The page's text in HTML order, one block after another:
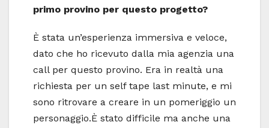
primo provino per questo progetto?
È stata un’esperienza immersiva e veloce,
dato che ho ricevuto dalla mia agenzia una
call per questo provino. Era in realtà una
richiesta per un self tape last minute, e mi
sono ritrovare a creare in un pomeriggio un
personaggio.È stato difficile ma anche una